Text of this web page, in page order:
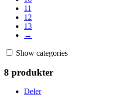
11
12
13
→
Show categories
8 produkter
Deler